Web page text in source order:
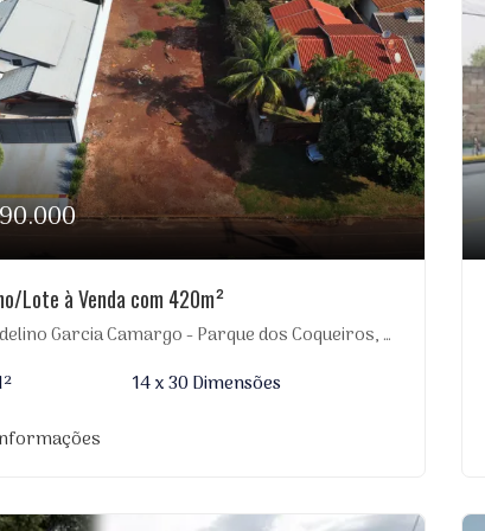
Lote à Venda com 420m²
Garcia Camargo - Parque dos Coqueiros, Dourados-MS
14 x 30 Dimensões